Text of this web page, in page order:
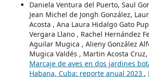
Daniela Ventura del Puerto, Saul
Jean Michel de Jongh González,
Acosta , Ana Laura Hidalgo Gato
Vergara Llano , Rachel Hernández
Aguilar Mugica , Alieny González
Mugica Valdés , Martin Acosta
Marcaje de aves en dos jardines
Habana, Cuba: reporte anual 2023 ,